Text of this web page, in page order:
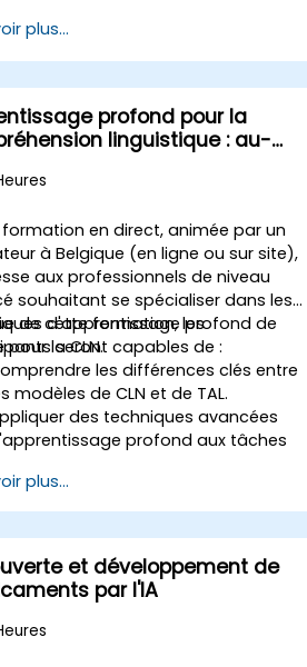
des modèles TensorFlow Lite
divers appareils en périphérie.
conversion et l'optimisation des
des applications
d'IA en périphérie en utilisant
plus...
profond pour la
linguistique : au-
en direct, animée par un
à Belgique (en ligne ou sur site),
aux professionnels de niveau
souhaitant se spécialiser dans les
d'apprentissage profond de
pour la CLN.
de cette formation, les
seront capables de :
les différences clés entre
modèles de CLN et de TAL.
des techniques avancées
profond aux tâches
des architectures profondes
que les transformers et les
d'attention.
les tendances futures de la
pour construire des systèmes d'IA
plus...
et développement de
par l'IA